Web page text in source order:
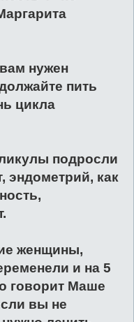
нужен
пить
цикла
подросли
эндометрий, как
женщины,
и на 5
говорит Маше
вы не